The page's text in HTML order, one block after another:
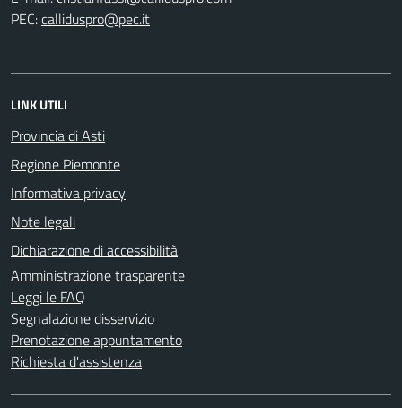
PEC:
LINK UTILI
Provincia di Asti
Regione Piemonte
Informativa privacy
Note legali
Dichiarazione di accessibilità
Amministrazione trasparente
Leggi le FAQ
Segnalazione disservizio
Prenotazione appuntamento
Richiesta d'assistenza